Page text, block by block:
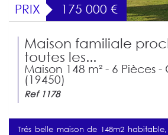
PRIX 175 000 €
Maison familiale
toutes les...
Maison 148 m² - 6 Pièces
(19450)
Ref 1178
Trés belle maison de 148m2